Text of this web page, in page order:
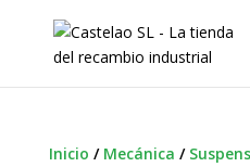
Inicio / Mecánica /